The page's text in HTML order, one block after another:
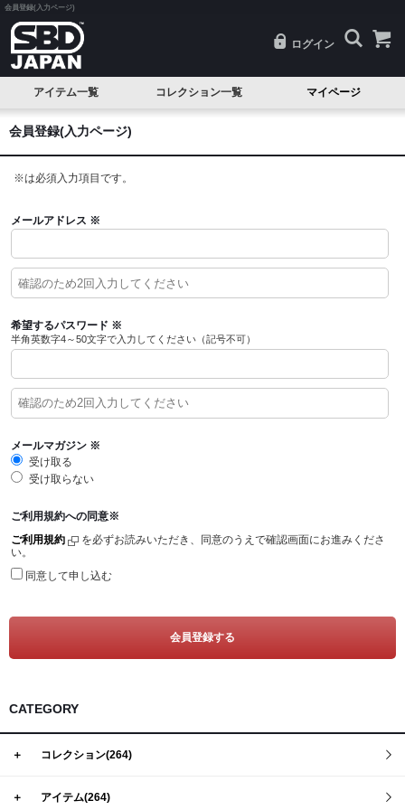
会員登録(入力ページ)
ログイン
アイテム一覧
SALE
試着品
ニースリーブ
ニーラップ
リフティングストラップ
シングレット
Tシャツ
タンクトップ
クロップトップ
スウェットシャツ
ヘッドウェア
コレクション一覧
Serenity(セレニティ)
Forge(フォージ)
Momentum(モメンタム)
Phantom(ファントム)
Defy(デファイ)
マイページ
会員登録(入力ページ)
※は必須入力項目です。
メールアドレス ※
希望するパスワード ※
半角英数字4～50文字で入力してください（記号不可）
メールマガジン ※
受け取る
受け取らない
ご利用規約への同意※
ご利用規約
を必ずお読みいただき、同意のうえで確認画面にお進みくださ
い。
同意して申し込む
CATEGORY
＋ コレクション(264)
＋ アイテム(264)